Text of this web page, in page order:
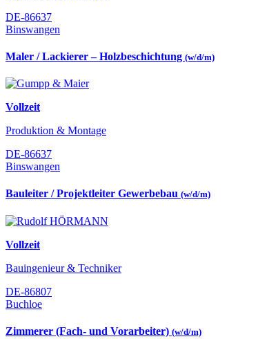
DE-86637
Binswangen
Maler / Lackierer – Holzbeschichtung (w/d/m)
Vollzeit
Produktion & Montage
DE-86637
Binswangen
Bauleiter / Projektleiter Gewerbebau (w/d/m)
Vollzeit
Bauingenieur & Techniker
DE-86807
Buchloe
Zimmerer (Fach- und Vorarbeiter) (w/d/m)